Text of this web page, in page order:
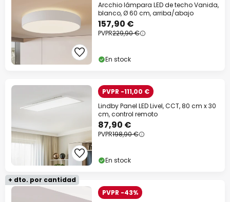
Arcchio lámpara LED de techo Vanida,
blanco, Ø 60 cm, arriba/abajo
157,90 €
PVPR229,90 €
En stock
PVPR -111,00 €
Lindby Panel LED Livel, CCT, 80 cm x 30
cm, control remoto
87,90 €
PVPR198,90 €
En stock
+ dto. por cantidad
PVPR -43%